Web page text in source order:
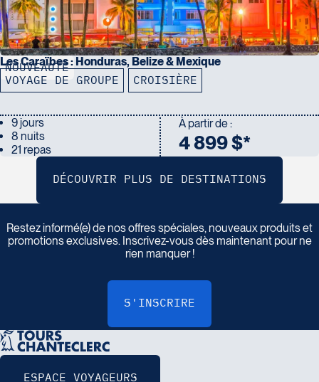
NOUVEAUTÉ
Les Caraïbes : Honduras, Belize & Mexique
VOYAGE DE GROUPE CROISIÈRE
9 jours
8 nuits
21 repas
À partir de :
4 899 $*
Insc ivez vous à n o tre inf lettre
Restez informé(e) de nos offres spéciales, nouveaux produits et
promotions exclusives. Inscrivez-vous dès maintenant pour ne
rien manquer !